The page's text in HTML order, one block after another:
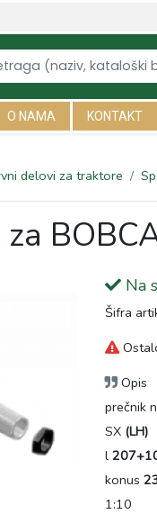
O NAMA KONTAKT
delovi za traktore
Na
Šifra
Opis
prečnik
SX (LH)
l
konus
1:10